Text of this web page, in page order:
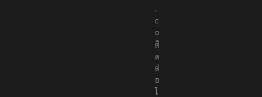
s
.
c
o
ติ
ด
ต่
อ